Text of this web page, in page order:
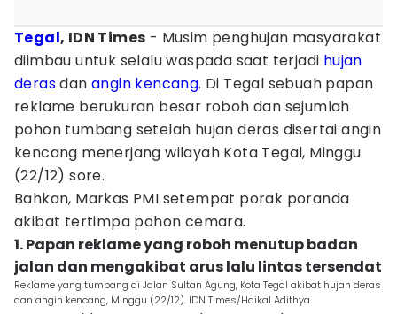
Tegal, IDN Times - Musim penghujan masyarakat
diimbau untuk selalu waspada saat terjadi hujan
derasdan angin kencang. Di Tegal sebuah papan
reklame berukuran besar roboh dan sejumlah
pohon tumbang setelah hujan deras disertai angin
kencang menerjang wilayah Kota Tegal, Minggu
(22/12) sore.
Bahkan, Markas PMI setempat porak poranda
akibat tertimpa pohon cemara.
1. Papan reklame yang roboh menutup badan
jalan dan mengakibat arus lalu lintas tersendat
Reklame yang tumbang di Jalan Sultan Agung, Kota Tegal akibat hujan deras
dan angin kencang, Minggu (22/12). IDN Times/Haikal Adithya